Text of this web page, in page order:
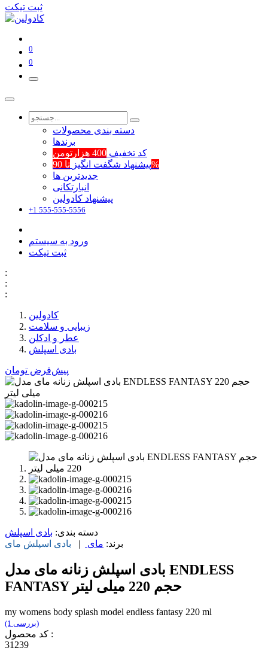
ثبت تیکت
0
0
دسته بندی محصولات
برند‌ها
کد تخفیف 400 هزارتومن
پیشنهاد شگفت انگیزتا 90%
جدیدترین ها
انبارتکانی
پیشنهاد کادولین
+1 555-555-5556
ورود به سیستم
ثبت تیکت
:
:
:
کادولین
زیبایی و سلامت
عطر و ادکلن
بادی اسپلش
پیش‌فرض تومان
دسته بندی: بادی اسپلش
برند: مای | بادی اسپلش مای
بادی اسپلش زنانه مای مدل ENDLESS
FANTASY حجم 220 میلی لیتر
my womens body splash model endless fantasy 220 ml
(1 بررسی)
کد محصول :
31239